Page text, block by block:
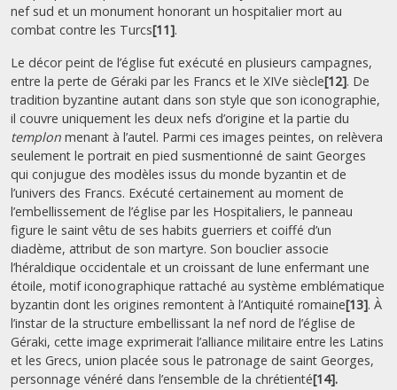
nef sud et un monument honorant un hospitalier mort au
combat contre les Turcs[11].
Le décor peint de l’église fut exécuté en plusieurs campagnes,
entre la perte de Géraki par les Francs et le XIVe siècle[12]. De
tradition byzantine autant dans son style que son iconographie,
il couvre uniquement les deux nefs d’origine et la partie du
templon menant à l’autel. Parmi ces images peintes, on relèvera
seulement le portrait en pied susmentionné de saint Georges
qui conjugue des modèles issus du monde byzantin et de
l’univers des Francs. Exécuté certainement au moment de
l’embellissement de l’église par les Hospitaliers, le panneau
figure le saint vêtu de ses habits guerriers et coiffé d’un
diadème, attribut de son martyre. Son bouclier associe
l’héraldique occidentale et un croissant de lune enfermant une
étoile, motif iconographique rattaché au système emblématique
byzantin dont les origines remontent à l’Antiquité romaine[13]. À
l’instar de la structure embellissant la nef nord de l’église de
Géraki, cette image exprimerait l’alliance militaire entre les Latins
et les Grecs, union placée sous le patronage de saint Georges,
personnage vénéré dans l’ensemble de la chrétienté[14].